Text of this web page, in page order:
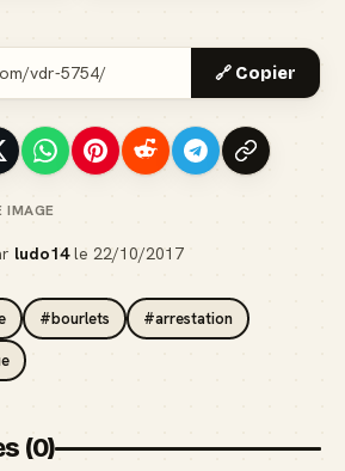
🔗 Copier
IMAGE
ludo14le 22/10/2017
#bourlets #arrestation
(0)